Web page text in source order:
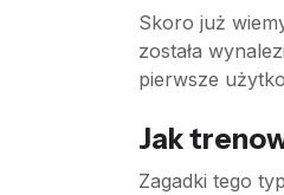
Skoro już
została
pierwsze
Jak
Zagadki tego